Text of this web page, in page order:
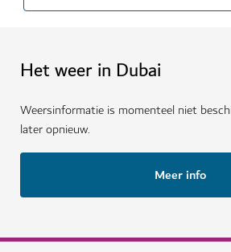
Het weer in Dubai
Weersinformatie is momenteel niet
later opnieuw.
Meer info